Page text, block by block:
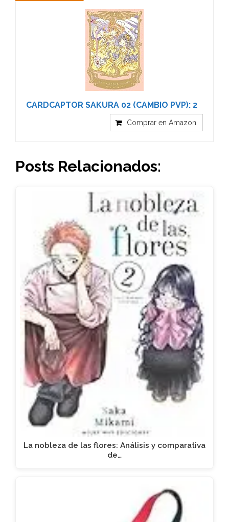
CARDCAPTOR SAKURA 02 (CAMBIO PVP): 2
Comprar en Amazon
Posts Relacionados:
La nobleza de las flores: Análisis y comparativa
de…